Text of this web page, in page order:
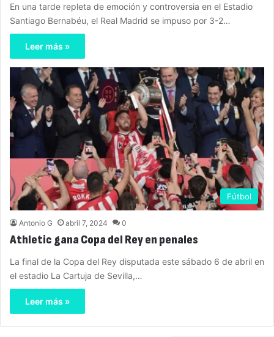
En una tarde repleta de emoción y controversia en el Estadio
Santiago Bernabéu, el Real Madrid se impuso por 3-2…
Leer más »
Fútbol
Antonio G abril 7, 2024 0
Athletic gana Copa del Rey en penales
La final de la Copa del Rey disputada este sábado 6 de abril en
el estadio La Cartuja de Sevilla,…
Leer más »